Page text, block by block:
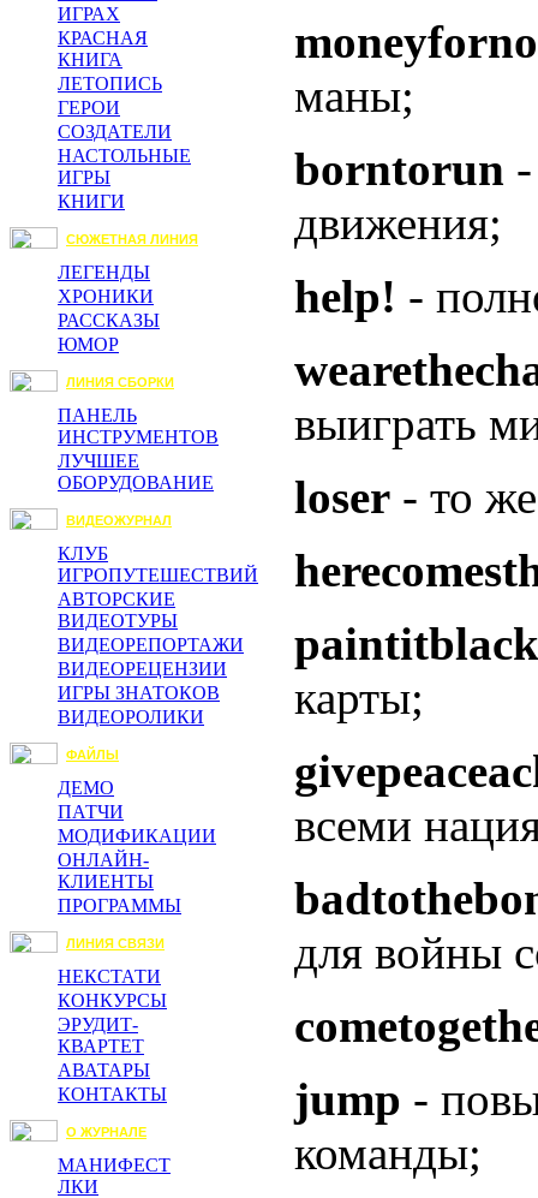
ИГРАХ
КРАСНАЯ
КНИГА
ЛЕТОПИСЬ
ГЕРОИ
СОЗДАТЕЛИ
НАСТОЛЬНЫЕ
ИГРЫ
КНИГИ
СЮЖЕТНАЯ ЛИНИЯ
ЛЕГЕНДЫ
ХРОНИКИ
РАССКАЗЫ
ЮМОР
ЛИНИЯ СБОРКИ
ПАНЕЛЬ
ИНСТРУМЕНТОВ
ЛУЧШЕЕ
ОБОРУДОВАНИЕ
ВИДЕОЖУРНАЛ
КЛУБ
ИГРОПУТЕШЕСТВИЙ
АВТОРСКИЕ
ВИДЕОТУРЫ
ВИДЕОРЕПОРТАЖИ
ВИДЕОРЕЦЕНЗИИ
ИГРЫ ЗНАТОКОВ
ВИДЕОРОЛИКИ
ФАЙЛЫ
ДЕМО
ПАТЧИ
МОДИФИКАЦИИ
ОНЛАЙН-
КЛИЕНТЫ
ПРОГРАММЫ
ЛИНИЯ СВЯЗИ
НЕКСТАТИ
КОНКУРСЫ
ЭРУДИТ-
КВАРТЕТ
АВАТАРЫ
КОНТАКТЫ
О ЖУРНАЛЕ
МАНИФЕСТ
ЛКИ
маны;
borntorun
движения;
help! -
выиграть
loser - то
paintitblack
карты;
всеми
для войны
jump -
команды;